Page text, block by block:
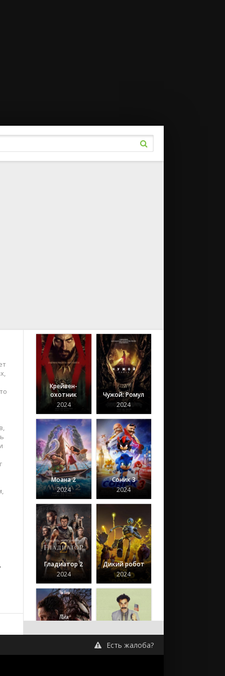
Крейвен-
охотник
2024
Чужой: Ромул
2024
Моана 2
2024
Соник 3
2024
Гладиатор 2
2024
Дикий робот
2024
Борат
Есть жалоба?